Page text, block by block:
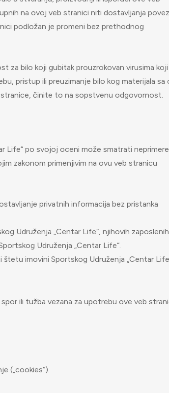
na ovoj veb stranici niti dostavljanja
podložan je promeni bez prethodnog
za bilo koji gubitak prouzrokovan virusima koji
pristup ili preuzimanje bilo kog materijala sa
činite to na sopstvenu odgovornost.
Life“ po svojoj oceni može smatrati
zakonom primenjivim na ovu veb stranicu
privatnih informacija bez pristanka
Udruženja „Centar Life“, njihovih
Udruženja „Centar Life“.
imovini Sportskog Udruženja „Centar
ili tužba vezana za upotrebu ove veb
(„cookies“).